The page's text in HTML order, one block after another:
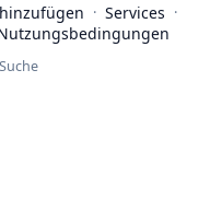
hinzufügen · Services ·